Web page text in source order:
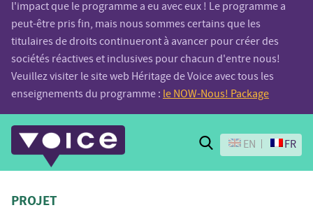
l'impact que le programme a eu avec eux ! Le programme a
peut-être pris fin, mais nous sommes certains que les
titulaires de droits continueront à avancer pour créer des
sociétés réactives et inclusives pour chacun d'entre nous!
Veuillez visiter le site web Héritage de Voice avec tous les
enseignements du programme : le NOW-Nous! Package
Search
EN FR
PROJET